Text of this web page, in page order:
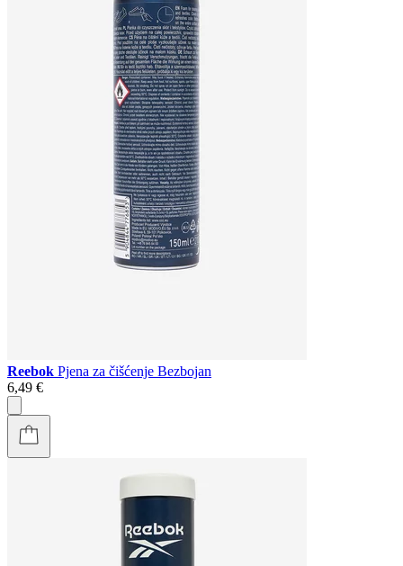
Reebok Pjena za čišćenje Bezbojan
6,49 €